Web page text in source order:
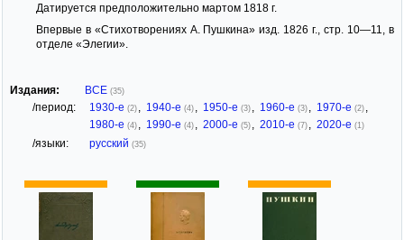
Датируется предположительно мартом 1818 г.
Впервые в «Стихотворениях А. Пушкина» изд. 1826 г., стр. 10—11, в
отделе «Элегии».
Издания: ВСЕ (35)
/период: 1930-е (2) 1940-е (4) 1950-е (3) 1960-е (3) 1970-е (2)
1980-е (4) 1990-е (4) 2000-е (5) 2010-е (7) 2020-е (1)
/языки: русский (35)